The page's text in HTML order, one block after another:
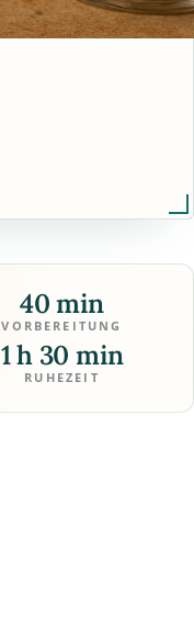
40 min
VORBEREITUNG
1 h 30 min
RUHEZEIT